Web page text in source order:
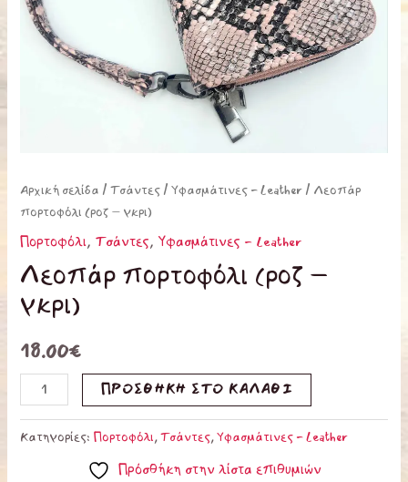
Αρχική σελίδα /Τσάντες/Υφασμάτινες - Leather/ Λεοπάρ
πορτοφόλι (ροζ – γκρι)
Πορτοφόλι, Τσάντες, Υφασμάτινες - Leather
Λεοπάρ πορτοφόλι (ροζ –
γκρι)
18.00€
ΠΡΟΣΘΉΚΗ ΣΤΟ ΚΑΛΆΘΙ
Κατηγορίες: Πορτοφόλι,Τσάντες,Υφασμάτινες - Leather
Πρόσθήκη στην λίστα επιθυμιών